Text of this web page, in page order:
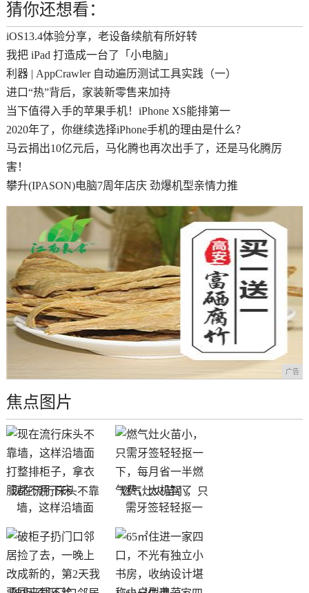
猜你还想看：
iOS13.4体验分享，老设备续航有所好转
我把 iPad 打造成一台了「小电脑」
利器 | AppCrawler 自动遍历测试工具实践（一）
进口“热”背后，家装新零售来加持
当下值得入手的苹果手机！iPhone XS能排第一
2020年了，你继续选择iPhone手机的理由是什么？
马云捐出10亿元后，马化腾也再次出手了，还是马化腾厉
害！
攀升(IPASON)电脑7周年店庆 劲爆机型亲情力推
广告
焦点图片
现在流行床头不靠
墙，这样沿墙面
燃气灶火苗小，只
需牙签轻轻抠一